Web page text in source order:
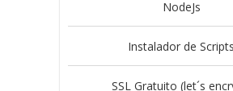
NodeJs
Instalador de Scripts
SSL Gratuito (let´s